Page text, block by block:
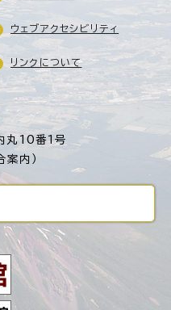
10番1号
内）
ウェブアクセシビリティ
リンクについて